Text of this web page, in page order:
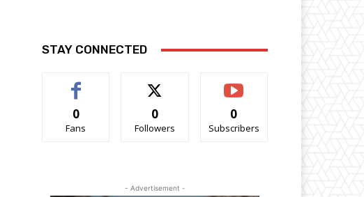
STAY CONNECTED
0
Fans
0
Followers
0
Subscribers
- Advertisement -